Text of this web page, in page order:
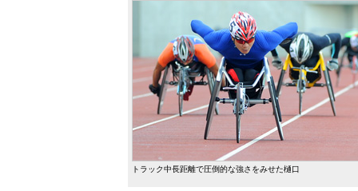
トラック中長距離で圧倒的な強さをみせた樋口